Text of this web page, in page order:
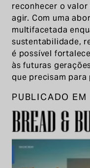
reconhecer o
agir. Com uma
multifacetada
sustentabilidade,
é possível
às futuras
que precisam para
PUBLICADO EM